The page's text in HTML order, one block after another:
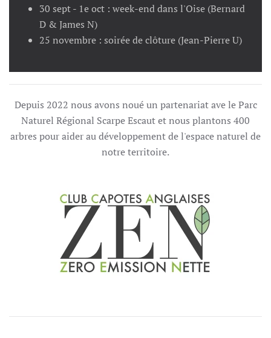
30 sept - 1e oct : week-end dans l'Oise (Bernard
D & James N)
25 novembre : soirée de clôture (Jean-Pierre U)
Depuis 2022 nous avons noué un partenariat ave le Parc
Naturel Régional Scarpe Escaut et nous plantons 400
arbres pour aider au développement de l'espace naturel de
notre territoire.